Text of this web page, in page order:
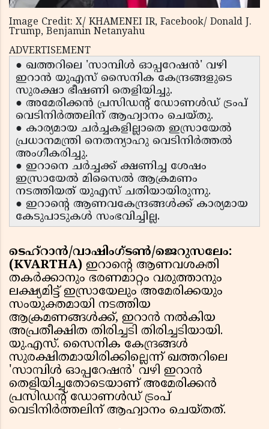
Image Credit: X/ KHAMENEI IR, Facebook/ Donald J.
Trump, Benjamin Netanyahu
ADVERTISEMENT
● ഖത്തറിലെ 'സാമ്പിൾ ഓപ്പറേഷൻ' വഴി
ഇറാൻ യുഎസ് സൈനിക കേന്ദ്രങ്ങളുടെ
സുരക്ഷാ ഭീഷണി തെളിയിച്ചു.
● അമേരിക്കൻ പ്രസിഡന്റ് ഡോണൾഡ് ട്രംപ്
വെടിനിർത്തലിന് ആഹ്വാനം ചെയ്തു.
● കാര്യമായ ചർച്ചകളില്ലാതെ ഇസ്രായേൽ
പ്രധാനമന്ത്രി നെതന്യാഹു വെടിനിർത്തൽ
അംഗീകരിച്ചു.
● ഇറാനെ ചർച്ചക്ക് ക്ഷണിച്ച ശേഷം
ഇസ്രായേൽ മിസൈൽ ആക്രമണം
നടത്തിയത് യുഎസ് ചതിയായിരുന്നു.
● ഇറാന്റെ ആണവകേന്ദ്രങ്ങൾക്ക് കാര്യമായ
കേടുപാടുകൾ സംഭവിച്ചില്ല.
ടെഹ്റാൻ/വാഷിംഗ്ടൺ/ജെറുസലേം:
(KVARTHA) ഇറാന്റെ ആണവശക്തി
തകർക്കാനും ഭരണമാറ്റം വരുത്താനും
ലക്ഷ്യമിട്ട് ഇസ്രായേലും അമേരിക്കയും
സംയുക്തമായി നടത്തിയ
ആക്രമണങ്ങൾക്ക്, ഇറാൻ നൽകിയ
അപ്രതീക്ഷിത തിരിച്ചടി തിരിച്ചടിയായി.
യു.എസ്. സൈനിക കേന്ദ്രങ്ങൾ
സുരക്ഷിതമായിരിക്കില്ലെന്ന് ഖത്തറിലെ
'സാമ്പിൾ ഓപ്പറേഷൻ' വഴി ഇറാൻ
തെളിയിച്ചതോടെയാണ് അമേരിക്കൻ
പ്രസിഡന്റ് ഡോണൾഡ് ട്രംപ്
വെടിനിർത്തലിന് ആഹ്വാനം ചെയ്തത്.